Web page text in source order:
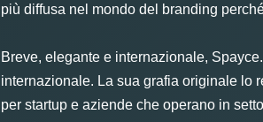
più diffusa nel mondo del branding
Breve, elegante e internazionale,
internazionale. La sua grafia originale lo
per startup e aziende che operano in